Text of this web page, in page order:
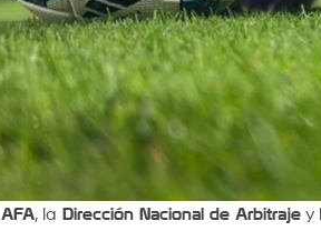
AFA, la Dirección Nacional de Arbitrajey